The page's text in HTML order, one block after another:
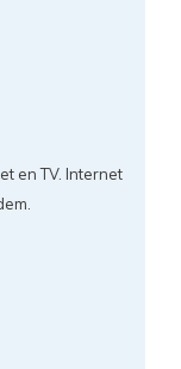
en TV. Internet